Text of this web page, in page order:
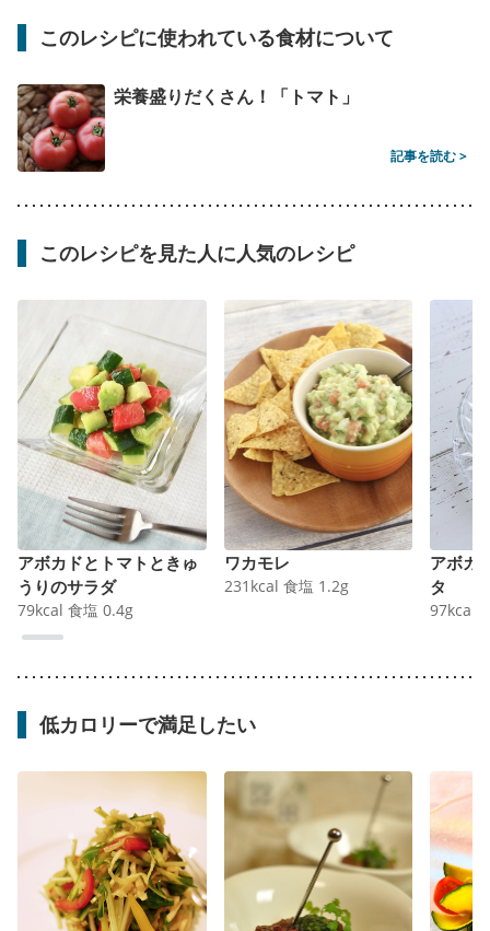
このレシピに使われている食材について
栄養盛りだくさん！「トマト」
記事を読む >
このレシピを見た人に人気のレシピ
アボカドとトマトときゅ
うりのサラダ
79kcal 食塩 0.4g
ワカモレ
231 kcal 食塩 1.2g
アボカ
タ
97kcal
低カロリーで満足したい